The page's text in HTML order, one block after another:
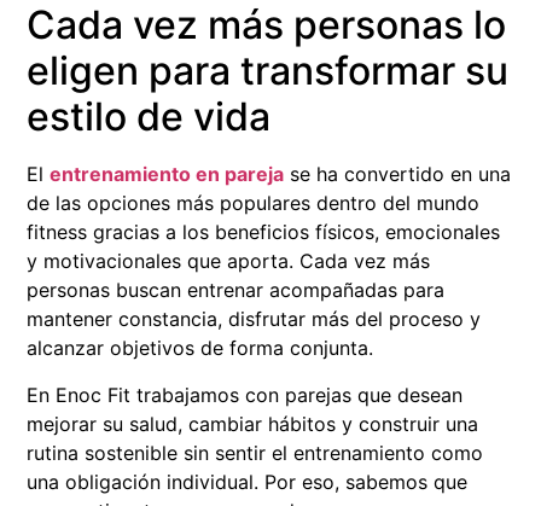
Cada vez más personas lo
eligen para transformar su
estilo de vida
Elentrenamiento en pareja se ha convertido en una
de las opciones más populares dentro del mundo
fitness gracias a los beneficios físicos, emocionales
y motivacionales que aporta. Cada vez más
personas buscan entrenar acompañadas para
mantener constancia, disfrutar más del proceso y
alcanzar objetivos de forma conjunta.
En Enoc Fit trabajamos con parejas que desean
mejorar su salud, cambiar hábitos y construir una
rutina sostenible sin sentir el entrenamiento como
una obligación individual. Por eso, sabemos que